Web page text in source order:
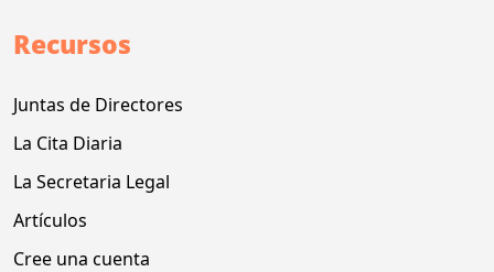
Recursos
Juntas de Directores
La Cita Diaria
La Secretaria Legal
Artículos
Cree una cuenta